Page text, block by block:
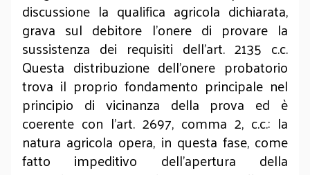
discussione la qualifica agricola dichiarata,
grava sul debitore l’onere di provare la
sussistenza dei requisiti dell’art. 2135 c.c.
Questa distribuzione dell’onere probatorio
trova il proprio fondamento principale nel
principio di vicinanza della prova ed è
coerente con l’art. 2697, comma 2, c.c.: la
natura agricola opera, in questa fase, come
fatto impeditivo dell’apertura della